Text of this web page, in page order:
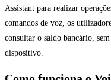
Assistant para realizar
comandos de voz, os
consultar o saldo bancário,
dispositivo.